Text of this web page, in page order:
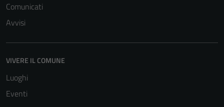
Comunicati
Avvisi
VIVERE IL COMUNE
Luoghi
Eventi
Tecnici